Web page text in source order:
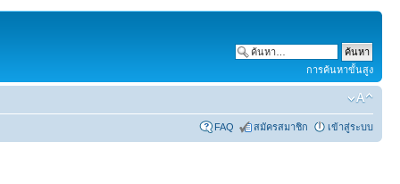
การค้นหาขั้นสูง
FAQ สมัครสมาชิก เข้าสู่ระบบ